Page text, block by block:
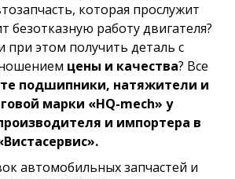
которая прослужит
безотказную работу двигателя?
при этом получить деталь с
цены и качества? Все
подшипники, натяжители и
марки «HQ-mech» у
и импортера в
автомобильных запчастей и